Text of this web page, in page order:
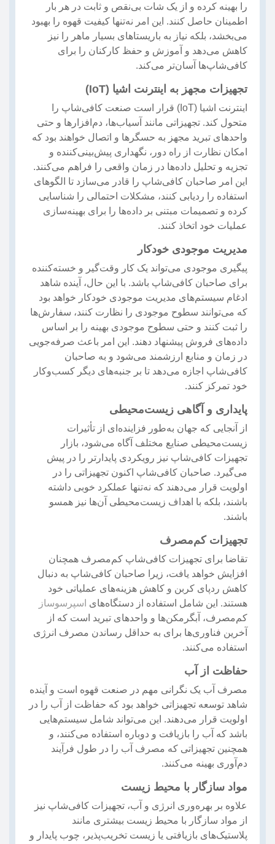
را بهینه کرده و از یک شات بی‌نقص و ثابت در هر بار
اطمینان حاصل کنند. این امر نه‌تنها کیفیت قهوه را بهبود
می‌بخشد، بلکه نیاز به باریستاهای بسیار ماهر را نیز
کاهش می‌دهد و آموزش و حفظ کارکنان را برای
کافی‌شاپ‌ها آسان‌تر می‌کند.
تجهیزات مجهز به اینترنت اشیا (IoT)
اینترنت اشیا (IoT) قرار است صنعت کافی‌شاپ را
متحول کند. تجهیزاتی مانند آسیاب‌ها، دم‌افزارها و حتی
واحدهای تبرید مجهز به حسگرها و اتصال خواهند بود که
امکان نظارت از راه دور، نگهداری پیش‌بینی‌کننده و
تجزیه و تحلیل داده‌ها در زمان واقعی را فراهم می‌کنند.
این امر صاحبان کافی‌شاپ را قادر می‌سازد تا الگوهای
استفاده را ردیابی کنند، مشکلات احتمالی را شناسایی
کرده و تصمیمات مبتنی بر داده‌ها را برای بهینه‌سازی
عملیات خود اتخاذ کنند.
مدیریت موجودی خودکار
پیگیری موجودی می‌تواند یک کار وقت‌گیر و خسته‌کننده
برای صاحبان کافی‌شاپ باشد. با این حال، آینده شاهد
ادغام سیستم‌های مدیریت موجودی خودکار خواهد بود
که می‌توانند سطوح موجودی را نظارت کنند، سفارش‌ها
را ثبت کنند و حتی سطوح موجودی بهینه را بر اساس
داده‌های فروش پیشنهاد دهند. این امر باعث صرفه‌جویی
در زمان و منابع ارزشمند می‌شود و به صاحبان
کافی‌شاپ اجازه می‌دهد تا بر جنبه‌های دیگر کسب‌وکار
خود تمرکز کنند.
پایداری و آگاهی زیست‌محیطی
از آنجایی که جهان به‌طور فزاینده‌ای از تأثیرات
زیست‌محیطی صنایع مختلف آگاه می‌شود، بازار
تجهیزات کافی‌شاپ نیز رویکردی پایدارتر را در پیش
می‌گیرد. صاحبان کافی‌شاپ اکنون تجهیزاتی را در
اولویت قرار می‌دهند که نه‌تنها عملکرد خوبی داشته
باشند، بلکه با اهداف زیست‌محیطی آن‌ها نیز همسو
باشند.
تجهیزات کم‌مصرف
تقاضا برای تجهیزات کافی‌شاپ کم‌مصرف همچنان
افزایش خواهد یافت، زیرا صاحبان کافی‌شاپ به دنبال
کاهش ردپای کربن و کاهش هزینه‌های عملیاتی خود
هستند. این شامل استفاده از دستگاه‌های اسپرسوساز
کم‌مصرف، آبگرمکن‌ها و واحدهای تبرید است که از
آخرین فناوری‌ها برای به حداقل رساندن مصرف انرژی
استفاده می‌کنند.
حفاظت از آب
مصرف آب یک نگرانی مهم در صنعت قهوه است و آینده
شاهد توسعه تجهیزاتی خواهد بود که حفاظت از آب را در
اولویت قرار می‌دهند. این می‌تواند شامل سیستم‌هایی
باشد که آب را بازیافت و دوباره استفاده می‌کنند، و
همچنین تجهیزاتی که مصرف آب را در طول فرآیند
دم‌آوری بهینه می‌کنند.
مواد سازگار با محیط زیست
علاوه بر بهره‌وری انرژی و آب، تجهیزات کافی‌شاپ نیز
از مواد سازگار با محیط زیست بیشتری مانند
پلاستیک‌های بازیافتی یا زیست تخریب‌پذیر، چوب پایدار و